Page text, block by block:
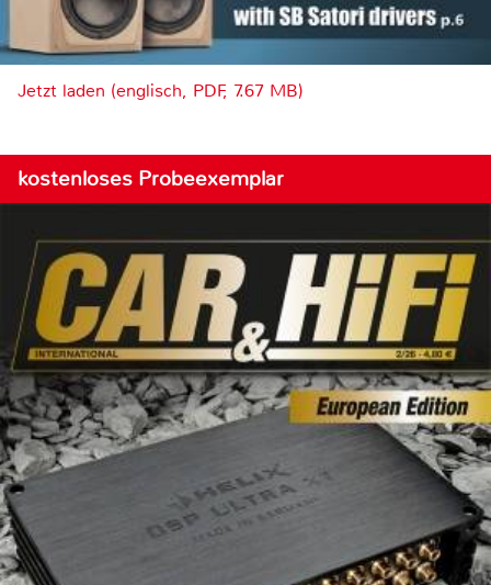
Jetzt laden (englisch, PDF, 7.67 MB)
kostenloses Probeexemplar